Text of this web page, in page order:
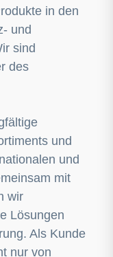
in den
und
sind
des
und
und
mit
wir
Lösungen
Als Kunde
nur von